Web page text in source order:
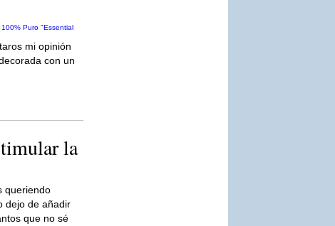
mi opinión
con un
la
queriendo
dejo de añadir
que no sé